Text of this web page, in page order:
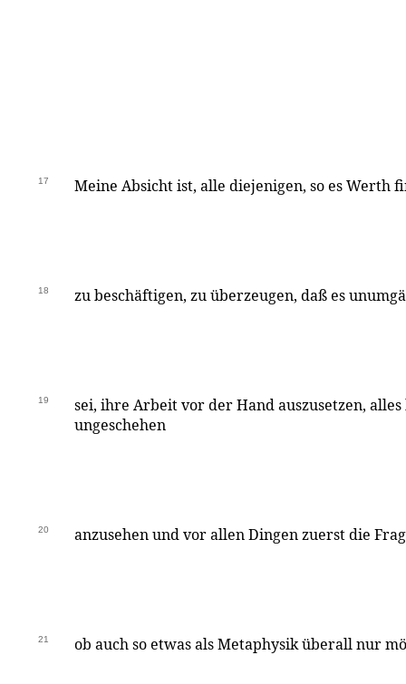
17 Meine Absicht ist, alle diejenigen, so es Werth
18 zu beschäftigen, zu überzeugen, daß es
19
sei, ihre Arbeit vor der Hand auszusetzen, alles
ungeschehen
20 anzusehen und vor allen Dingen zuerst die
21 ob auch so etwas als Metaphysik überall nur